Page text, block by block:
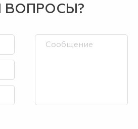
ВОПРОСЫ?